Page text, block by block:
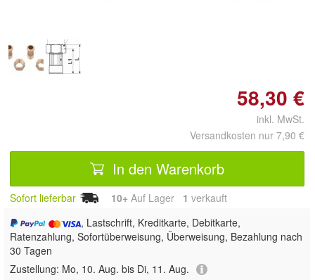
58,30 €
inkl. MwSt.
Versandkosten nur 7,90 €
In den Warenkorb
Sofort lieferbar 10+ Auf Lager 1 verkauft
, Lastschrift, Kreditkarte, Debitkarte,
Ratenzahlung, Sofortüberweisung, Überweisung, Bezahlung nach
30 Tagen
Zustellung: Mo, 10. Aug. bis Di, 11. Aug.